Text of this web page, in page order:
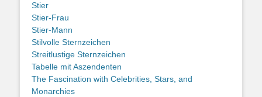
Stier
Stier-Frau
Stier-Mann
Stilvolle Sternzeichen
Streitlustige Sternzeichen
Tabelle mit Aszendenten
The Fascination with Celebrities, Stars, and
Monarchies